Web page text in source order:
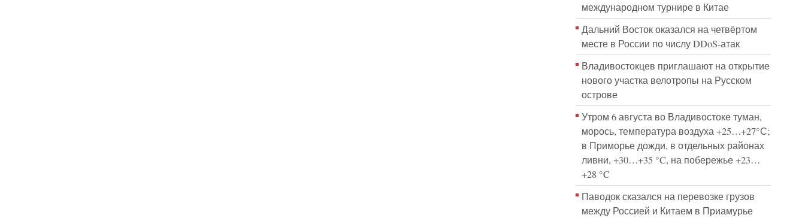
международном турнире в Китае
Дальний Восток оказался на четвёртом
месте в России по числу DDoS-атак
Владивостокцев приглашают на открытие
нового участка велотропы на Русском
острове
Утром 6 августа во Владивостоке туман,
морось, температура воздуха +25…+27°С;
в Приморье дожди, в отдельных районах
ливни, +30…+35 °C, на побережье +23…
+28 °C
Паводок сказался на перевозке грузов
между Россией и Китаем в Приамурье